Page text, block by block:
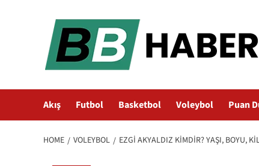
Akış Futbol Basketbol Voleybol Puan
HOME VOLEYBOL EZGI AKYALDIZ KIMDIR? YAŞI, BOYU,